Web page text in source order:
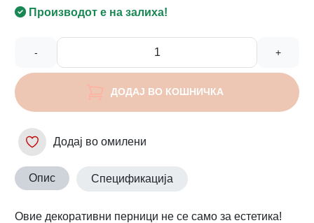
Производот е на залиха!
- +
ДОДАЈ ВО КОШНИЧКА
Додај во омилени
Опис Спецификација
Овие декоративни перници не се само за естетика!